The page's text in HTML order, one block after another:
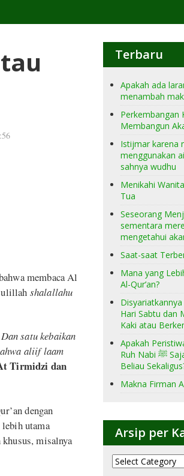
membaca Al
shalallahu
satu kebaikan
aliif laam
Tirmidzi dan
dengan
lebih utama
misalnya
Terbaru
Apakah ada
menambah
Perkembangan
Membangun
Istijmar karena
menggunakan
sahnya wudhu
Menikahi
Tua
Seseorang
sementara
mengetahui
Saat-saat
Mana yang
Al-Qur’an?
Hari Sabtu dan
Kaki atau
Apakah
Ruh Nabi ﷺ Saja atau dengan Ruh dan Jasad
Beliau
Arsip per
Arsip
per